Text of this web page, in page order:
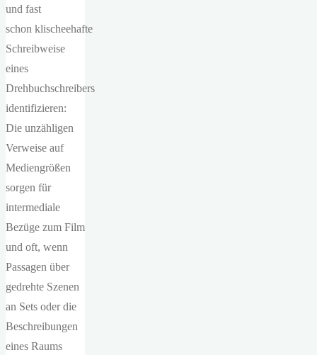
und fast
schon klischeehafte
Schreibweise
eines
Drehbuchschreibers
identifizieren:
Die unzähligen
Verweise auf
Mediengrößen
sorgen für
intermediale
Bezüge zum Film
und oft, wenn
Passagen über
gedrehte Szenen
an Sets oder die
Beschreibungen
eines Raums